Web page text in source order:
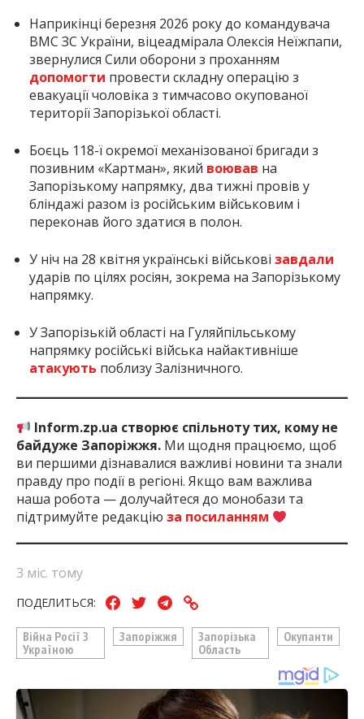
Наприкінці березня 2026 року до командувача
ВМС ЗС України, віцеадмірала Олексія Неїжпапи,
звернулися Сили оборони з проханням
допомогти провести складну операцію з
евакуації чоловіка з тимчасово окупованої
території Запорізької області.
Боєць 118-ї окремої механізованої бригади з
позивним «Картман», який воював на
Запорізькому напрямку, два тижні провів у
бліндажі разом із російським військовим і
переконав його здатися в полон.
У ніч на 28 квітня українські військові завдали
ударів по цілях росіян, зокрема на Запорізькому
напрямку.
У Запорізькій області на Гуляйпільському
напрямку російські війська найактивніше
атакують поблизу Залізничного.
Inform.zp.ua створює спільноту тих, кому не
байдуже Запоріжжя. Ми щодня працюємо, щоб
ви першими дізнавалися важливі новини та знали
правду про події в регіоні. Якщо вам важлива
наша робота — долучайтеся до монобази та
підтримуйте редакцію за посиланням
3 міс. тому
ПОДЕЛИТЬСЯ:
Війна Росії З
Україною
Запоріжжя
Запорізька
Область
Окупанти